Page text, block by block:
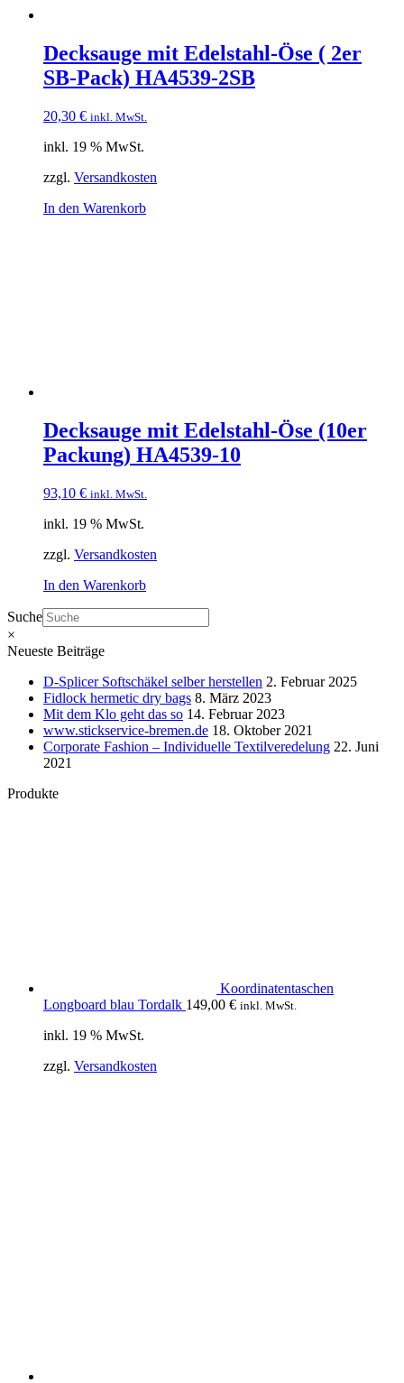
Decksauge mit Edelstahl-Öse ( 2er
SB-Pack) HA4539-2SB
20,30 € inkl. MwSt.
inkl. 19 % MwSt.
zzgl. Versandkosten
In den Warenkorb
Decksauge mit Edelstahl-Öse (10er
Packung) HA4539-10
93,10 € inkl. MwSt.
inkl. 19 % MwSt.
zzgl. Versandkosten
In den Warenkorb
Suche
×
Neueste Beiträge
D-Splicer Softschäkel selber herstellen 2. Februar 2025
Fidlock hermetic dry bags 8. März 2023
Mit dem Klo geht das so 14. Februar 2023
www.stickservice-bremen.de 18. Oktober 2021
Corporate Fashion – Individuelle Textilveredelung 22. Juni
2021
Produkte
Koordinatentaschen
Longboard blau Tordalk 149,00 € inkl. MwSt.
inkl. 19 % MwSt.
zzgl. Versandkosten